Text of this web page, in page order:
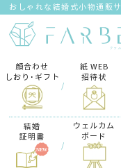
おしゃれな結婚式小物通販
顔合わせ
しおり･ギフト
/
紙 WEB
招待状
結婚
証明書
/
ウェルカム
ボード